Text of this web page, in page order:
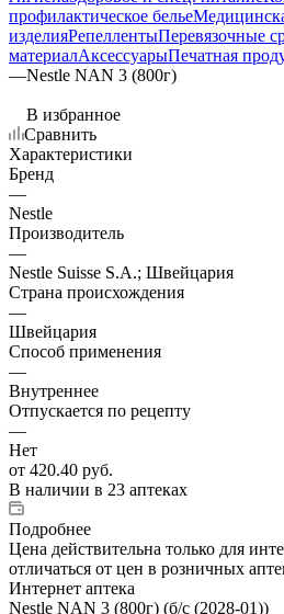
профилактическое белье
изделияРепеллентыПеревязочные
материалАксессуарыПечатная
—Nestle NAN 3 (800г)
В избранное
Сравнить
Характеристики
Бренд
—
Nestle
Производитель
—
Nestle Suisse S.A.; Швейцария
Страна происхождения
—
Швейцария
Способ применения
—
Внутреннее
Отпускается по рецепту
—
Нет
от 420.40 руб.
В наличии в 23 аптеках
Подробнее
Цена действительна только для
отличаться от цен в розничных
Интернет аптека
Nestle NAN 3 (800г) (б/с (2028-01))